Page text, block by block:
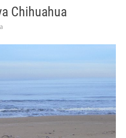
Chihuahua